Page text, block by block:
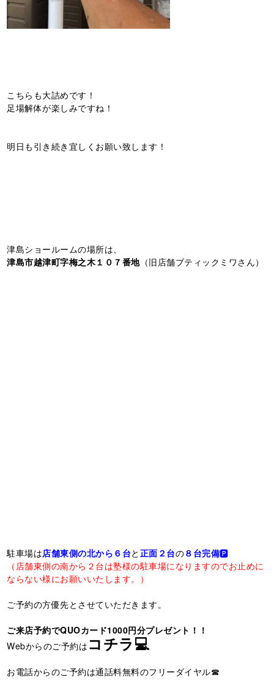
こちらも大詰めです！
足場解体が楽しみですね！
明日も引き続き宜しくお願い致します！
津島ショールームの場所は、
津島市越津町字梅之木１０７番地（旧店舗ブティックミワさん）
駐車場は店舗東側の北から６台と 正面２台の８台完備🅿️
（店舗東側の南から２台は塾様の駐車場になりますのでお止めに
ならない様にお願いいたします。）
ご予約の方優先とさせていただきます。
ご来店予約でQUOカード1000円分プレゼント！！
Webからのご予約は コチラ💻
お電話からのご予約は通話料無料のフリーダイヤル☎